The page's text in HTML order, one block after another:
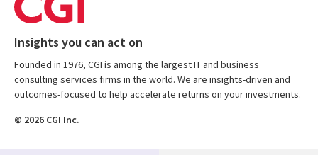
Insights you can act on
Founded in 1976, CGI is among the largest IT and business
consulting services firms in the world. We are insights-driven and
outcomes-focused to help accelerate returns on your investments.
© 2026 CGI Inc.